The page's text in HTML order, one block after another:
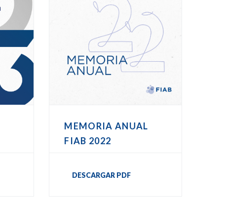
MEMORIA ANUAL
FIAB 2022
DESCARGAR PDF